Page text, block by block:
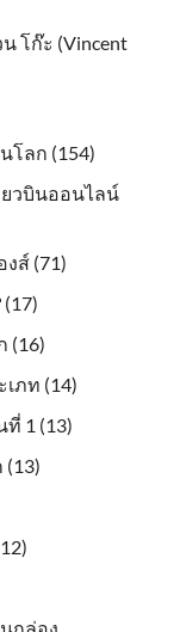
โก๊ะ (Vincent
โลก (154)
ยวบินออนไลน์
ส์ (71)
(16)
ภท (14)
1 (13)